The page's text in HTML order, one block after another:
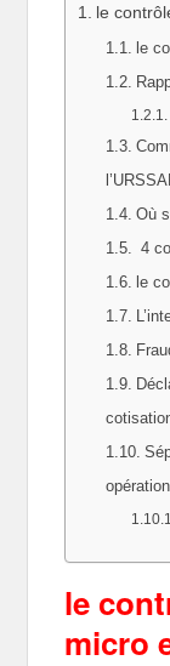
le
le
Où
4
le
le
micro